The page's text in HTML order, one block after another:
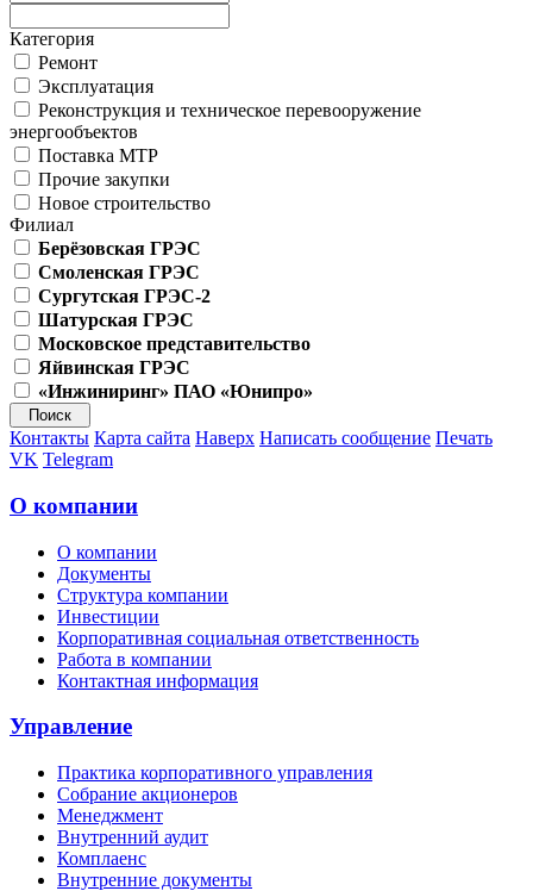
Категория
Ремонт
Эксплуатация
Реконструкция и техническое перевооружение
энергообъектов
Поставка МТР
Прочие закупки
Новое строительство
Филиал
Берёзовская ГРЭС
Смоленская ГРЭС
Сургутская ГРЭС-2
Шатурская ГРЭС
Московское представительство
Яйвинская ГРЭС
«Инжиниринг» ПАО «Юнипро»
Контакты Карта сайта Наверх Написать сообщение Печать
VK Telegram
О компании
О компании
Документы
Структура компании
Инвестиции
Корпоративная социальная ответственность
Работа в компании
Контактная информация
Управление
Практика корпоративного управления
Собрание акционеров
Менеджмент
Внутренний аудит
Комплаенс
Внутренние документы